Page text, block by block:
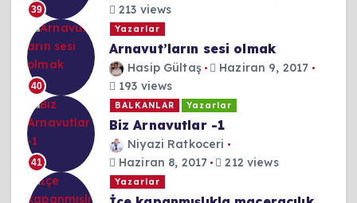
39
213 views
40
Yazarlar
Arnavut’ların sesi olmak
Hasip Gültaş
Haziran 9, 2017
193 views
41
BALKANLAR Yazarlar
Biz Arnavutlar -1
Niyazi Ratkoceri
Haziran 8, 2017
212 views
Yazarlar